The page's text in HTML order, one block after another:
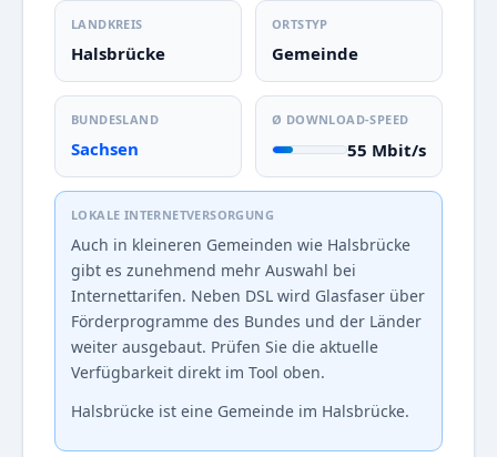
LANDKREIS
Halsbrücke
ORTSTYP
Gemeinde
BUNDESLAND
Sachsen
Ø DOWNLOAD-SPEED
55 Mbit/s
LOKALE INTERNETVERSORGUNG
Auch in kleineren Gemeinden wie Halsbrücke
gibt es zunehmend mehr Auswahl bei
Internettarifen. Neben DSL wird Glasfaser über
Förderprogramme des Bundes und der Länder
weiter ausgebaut. Prüfen Sie die aktuelle
Verfügbarkeit direkt im Tool oben.
Halsbrücke ist eine Gemeinde im Halsbrücke.